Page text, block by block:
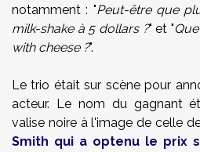
notamment : "Peut-être que
milk-shake à 5 dollars ?" et "
with cheese ?".
Le trio était sur scène pour
acteur. Le nom du gagnant
valise noire à l'image de celle
Smith qui a optenu le prix